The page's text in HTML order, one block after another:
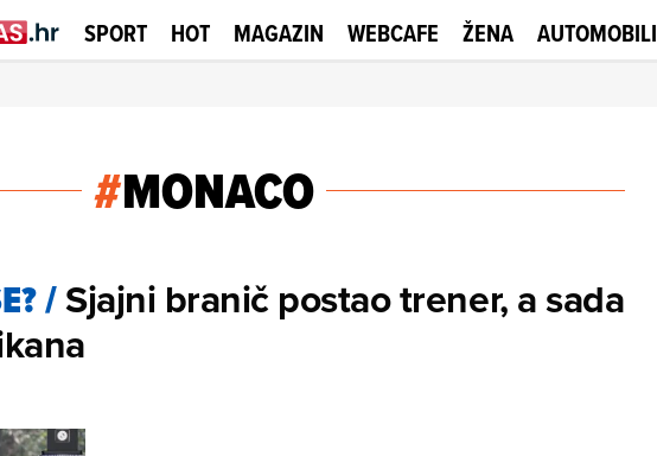
SPORT HOT MAGAZIN WEBCAFE ŽENA AUTOMOBILI
#MONACO
/Sjajni branič postao trener, a sada